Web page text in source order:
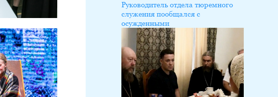
Руководитель отдела тюремного
служения пообщался с
осужденными